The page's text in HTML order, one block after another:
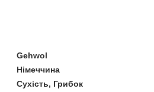
Gehwol
Німеччина
Сухість, Грибок